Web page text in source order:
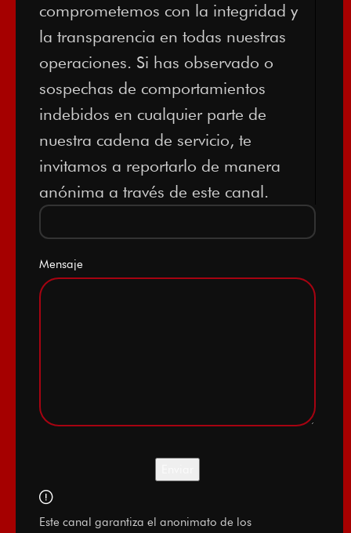
comprometemos con la integridad y
la transparencia en todas nuestras
operaciones. Si has observado o
sospechas de comportamientos
indebidos en cualquier parte de
nuestra cadena de servicio, te
invitamos a reportarlo de manera
anónima a través de este canal.
Mensaje
Este canal garantiza el anonimato de los